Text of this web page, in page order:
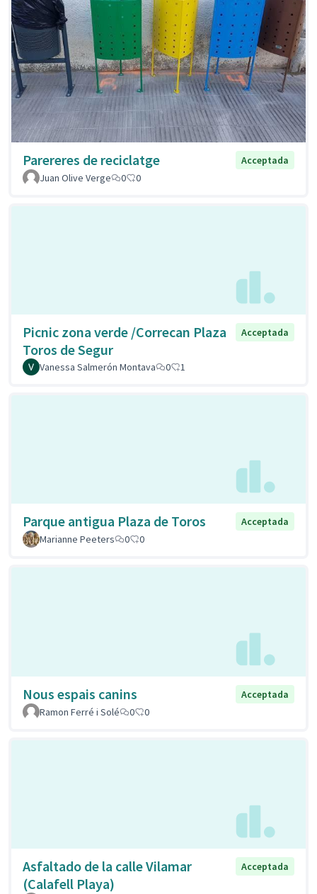
Parereres de reciclatge
Acceptada
Juan Olive Verge
0 0
Picnic zona verde /Correcan Plaza
Toros de Segur
Acceptada
Vanessa Salmerón Montava 0 1
Parque antigua Plaza de Toros
Acceptada
Marianne Peeters
0 0
Nous espais canins
Acceptada
Ramon Ferré i Solé
0 0
Asfaltado de la calle Vilamar
(Calafell Playa)
Acceptada